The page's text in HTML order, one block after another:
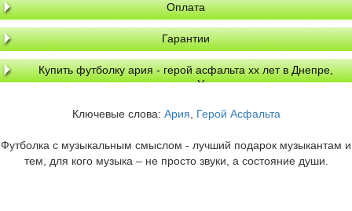
Оплата
Гарантии
Купить футболку ария - герой асфальта хх лет в Днепре,
доставка по Украине
Ключевые слова: Ария, Герой Асфальта
Футболка с музыкальным смыслом - лучший подарок музыкантам и
тем, для кого музыка – не просто звуки, а состояние души.